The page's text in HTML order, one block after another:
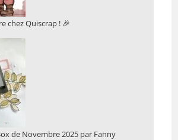
chez Quiscrap ! 🎉
de Novembre 2025 par Fanny